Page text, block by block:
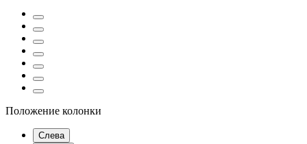
Положение колонки
Слева